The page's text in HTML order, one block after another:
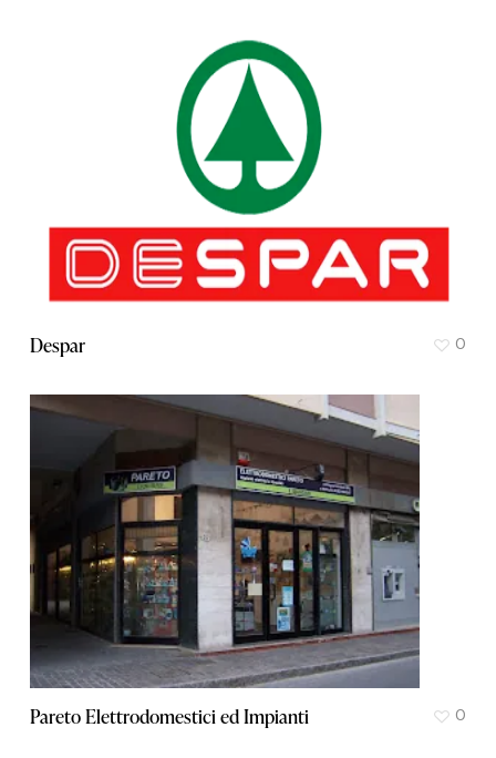
Despar 0
Pareto Elettrodomestici ed Impianti 0